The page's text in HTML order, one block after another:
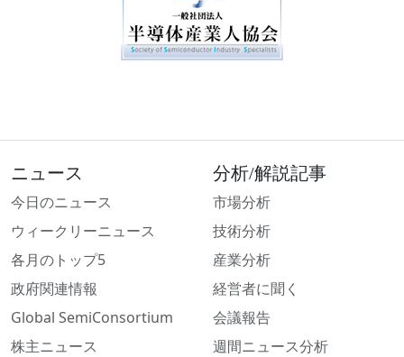
ニュース
今日のニュース
ウィークリーニュース
各月のトップ5
政府関連情報
Global SemiConsortium
株主ニュース
分析/解説記事
市場分析
技術分析
産業分析
経営者に聞く
会議報告
週間ニュース分析